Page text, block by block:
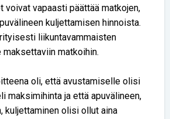
voivat vapaasti päättää matkojen,
kuljettamisen hinnoista.
liikuntavammaisten
matkoihin.
oli, että avustamiselle olisi
maksimihinta ja että apuvälineen,
kuljettaminen olisi ollut aina